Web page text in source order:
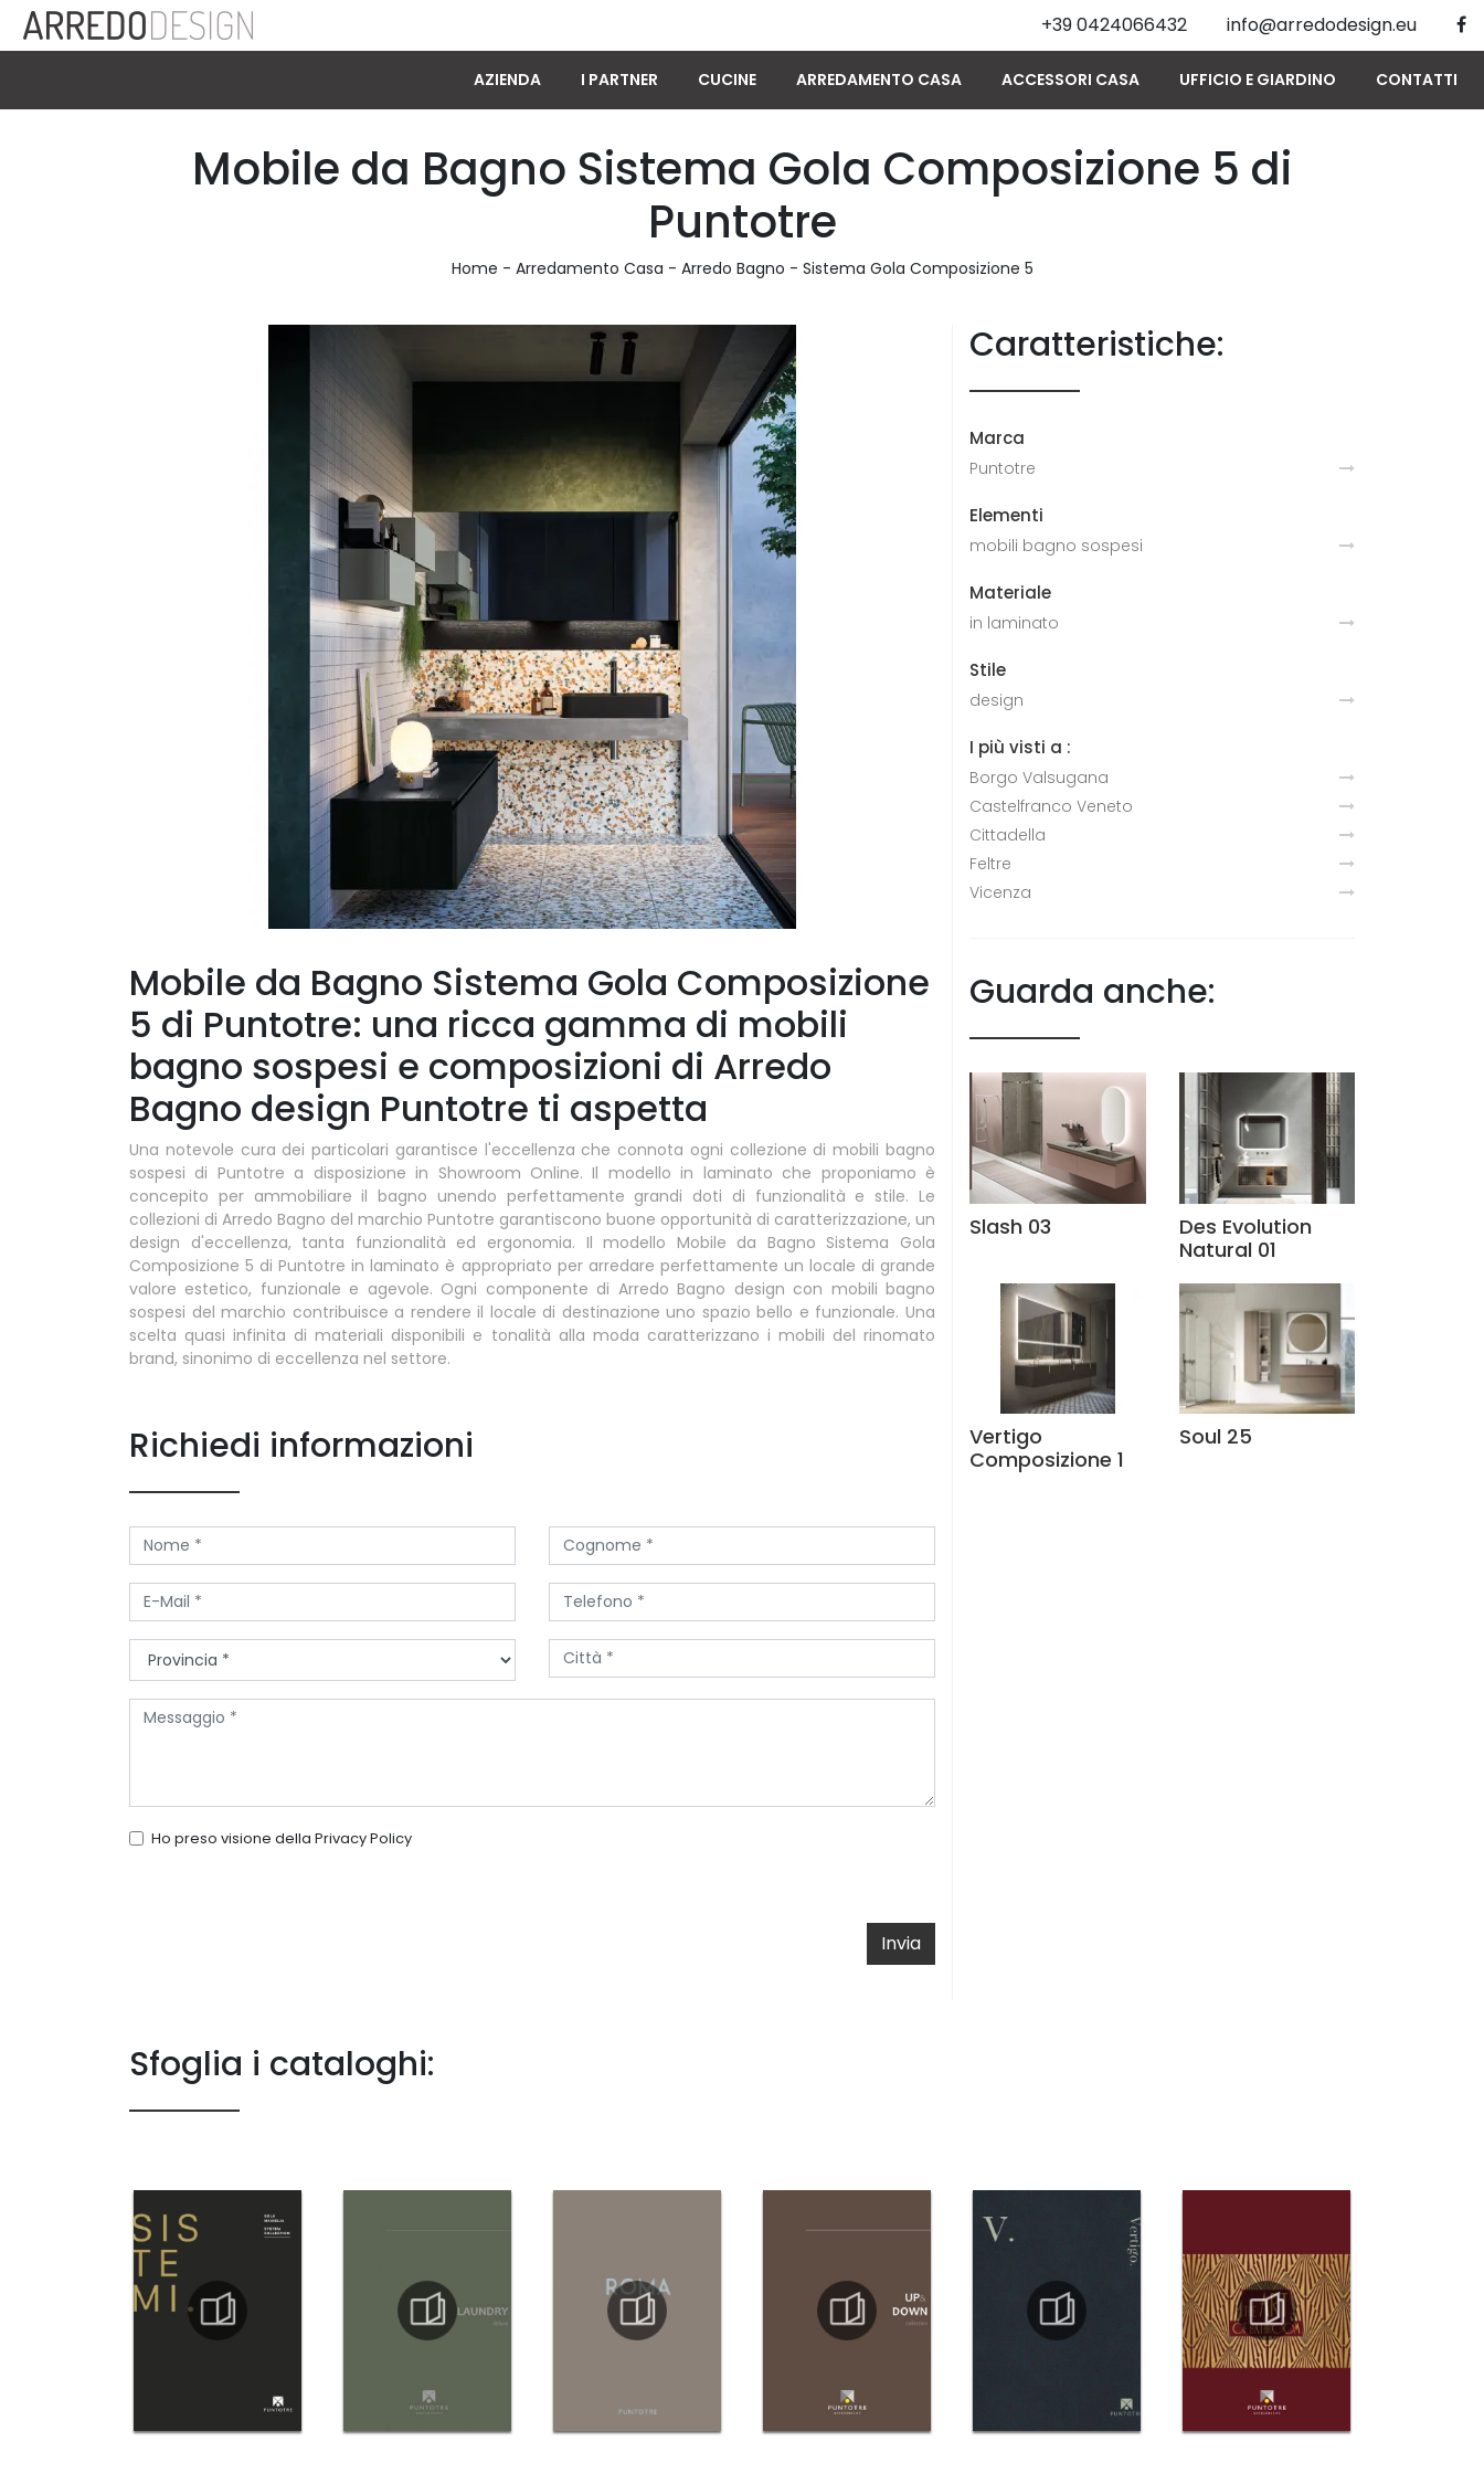
+39 0424066432 info@arredodesign.eu
AZIENDA I PARTNER CUCINE ARREDAMENTO CASA ACCESSORI CASA UFFICIO E GIARDINO CONTATTI
Mobile da Bagno Sistema Gola Composizione 5 di
Puntotre
Home - Arredamento Casa - Arredo Bagno - Sistema Gola Composizione 5
Mobile da Bagno Sistema Gola Composizione
5 di Puntotre: una ricca gamma di mobili
bagno sospesi e composizioni di Arredo
Bagno design Puntotre ti aspetta
Una notevole cura dei particolari garantisce l'eccellenza che connota ogni collezione di mobili bagno
sospesi di Puntotre a disposizione in Showroom Online. Il modello in laminato che proponiamo è
concepito per ammobiliare il bagno unendo perfettamente grandi doti di funzionalità e stile. Le
collezioni di Arredo Bagno del marchio Puntotre garantiscono buone opportunità di caratterizzazione, un
design d'eccellenza, tanta funzionalità ed ergonomia. Il modello Mobile da Bagno Sistema Gola
Composizione 5 di Puntotre in laminato è appropriato per arredare perfettamente un locale di grande
valore estetico, funzionale e agevole. Ogni componente di Arredo Bagno design con mobili bagno
sospesi del marchio contribuisce a rendere il locale di destinazione uno spazio bello e funzionale. Una
scelta quasi infinita di materiali disponibili e tonalità alla moda caratterizzano i mobili del rinomato
brand, sinonimo di eccellenza nel settore.
Richiedi informazioni
Ho preso visione della Privacy Policy
Invia
Caratteristiche:
Marca
Puntotre
Elementi
mobili bagno sospesi
Materiale
in laminato
Stile
design
I più visti a :
Borgo Valsugana
Castelfranco Veneto
Cittadella
Feltre
Vicenza
Guarda anche:
Slash 03
Des Evolution
Natural 01
Vertigo
Composizione 1
Soul 25
Sfoglia i cataloghi: